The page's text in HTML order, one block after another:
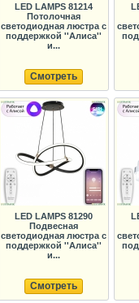
LED LAMPS 81214
Потолочная
светодиодная люстра с
поддержкой ''Алиса''
и...
Смотреть
LED LAMPS 81290
Подвесная
светодиодная люстра с
поддержкой ''Алиса''
и...
Смотреть